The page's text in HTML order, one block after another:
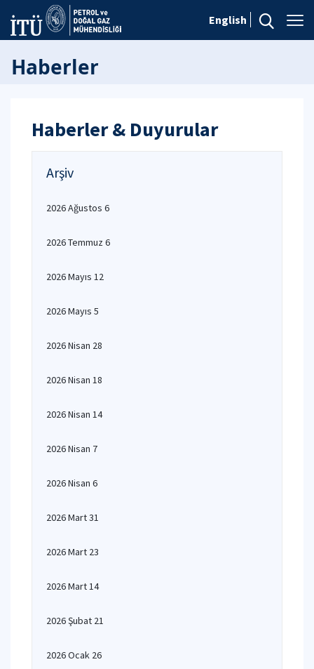
English
Haberler
Haberler & Duyurular
Arşiv
2026 Ağustos 6
2026 Temmuz 6
2026 Mayıs 12
2026 Mayıs 5
2026 Nisan 28
2026 Nisan 18
2026 Nisan 14
2026 Nisan 7
2026 Nisan 6
2026 Mart 31
2026 Mart 23
2026 Mart 14
2026 Şubat 21
2026 Ocak 26